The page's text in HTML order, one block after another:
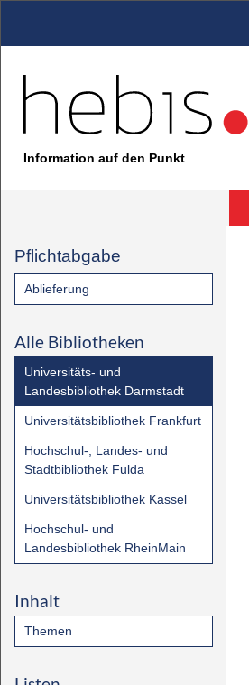
Information auf den Punkt
Pflichtabgabe
Ablieferung
Alle Bibliotheken
Universitäts- und
Landesbibliothek Darmstadt
Universitätsbibliothek Frankfurt
Hochschul-, Landes- und
Stadtbibliothek Fulda
Universitätsbibliothek Kassel
Hochschul- und
Landesbibliothek RheinMain
Inhalt
Themen